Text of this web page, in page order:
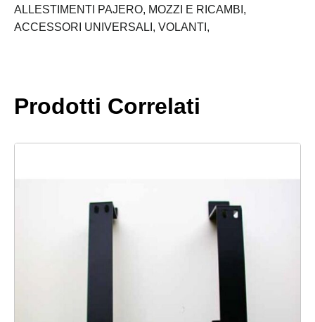
PAJERO
1987-
ALLESTIMENTI PAJERO, MOZZI E RICAMBI,
ACCESSORI UNIVERSALI, VOLANTI,
Prodotti Correlati